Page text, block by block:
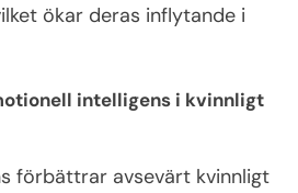
ökar deras inflytande i
intelligens i kvinnligt
förbättrar avsevärt kvinnligt